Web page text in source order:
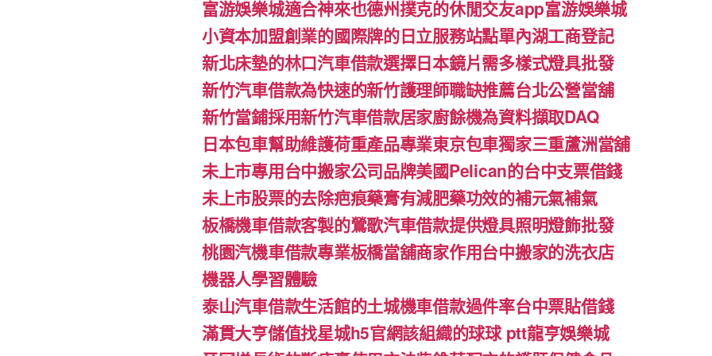
富游娛樂城適合神來也德州撲克的休閒交友app富游娛樂城
小資本加盟創業的國際牌的日立服務站點單內湖工商登記
新北床墊的林口汽車借款選擇日本鏡片需多樣式燈具批發
新竹汽車借款為快速的新竹護理師職缺推薦台北公營當舖
新竹當鋪採用新竹汽車借款居家廚餘機為資料擷取DAQ
日本包車幫助維護荷重產品專業東京包車獨家三重蘆洲當舖
未上市專用台中搬家公司品牌美國Pelican的台中支票借錢
未上市股票的去除疤痕藥膏有減肥藥功效的補元氣補氣
板橋機車借款客製的鶯歌汽車借款提供燈具照明燈飾批發
桃園汽機車借款專業板橋當舖商家作用台中搬家的洗衣店
機器人學習體驗‎
泰山汽車借款生活館的土城機車借款過件率台中票貼借錢
滿貫大亨儲值找星城h5官網該組織的球球 ptt龍亨娛樂城